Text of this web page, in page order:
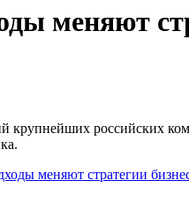
меняют
российских